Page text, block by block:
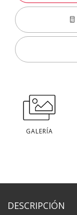
GALERÍA
DESCRIPCIÓN